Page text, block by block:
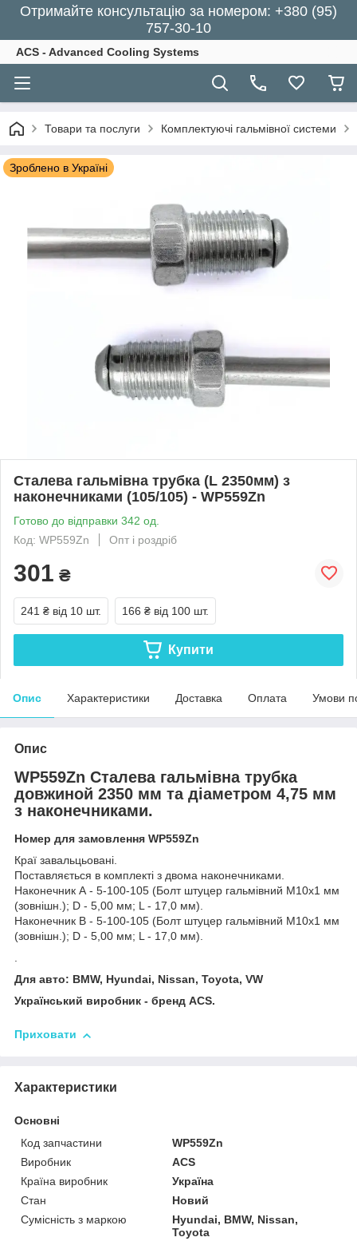
Отримайте консультацію за номером: +380 (95)
757-30-10
ACS - Advanced Cooling Systems
Товари та послуги Комплектуючі гальмівної системи
Зроблено в Україні
Сталева гальмівна трубка (L 2350мм) з
наконечниками (105/105) - WP559Zn
Готово до відправки 342 од.
Код: WP559Zn
Опт і роздріб
301 ₴
241 ₴ від 10 шт. 166 ₴ від 100 шт.
Купити
Опис Характеристики Доставка Оплата Умови
Опис
WP559Zn Сталева гальмівна трубка
довжиной 2350 мм та діаметром 4,75 мм
з наконечниками.
Номер для замовлення WP559Zn
Краї завальцьовані.
Поставляється в комплекті з двома наконечниками.
Наконечник А - 5-100-105 (Болт штуцер гальмівний М10х1 мм
(зовнішн.); D - 5,00 мм; L - 17,0 мм).
Наконечник В - 5-100-105 (Болт штуцер гальмівний М10х1 мм
(зовнішн.); D - 5,00 мм; L - 17,0 мм).
.
Для авто: BMW, Hyundai, Nissan, Toyota, VW
Український виробник - бренд ACS.
Приховати
Характеристики
Основні
Код запчастини
WP559Zn
Виробник
ACS
Країна виробник
Україна
Стан
Новий
Сумісність з маркою
Hyundai, BMW, Nissan,
Toyota